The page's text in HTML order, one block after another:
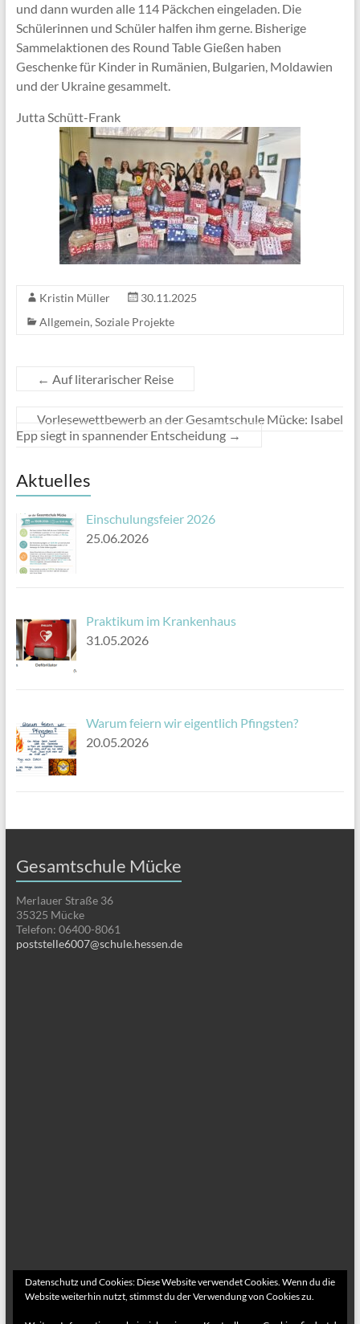
und dann wurden alle 114 Päckchen eingeladen. Die
Schülerinnen und Schüler halfen ihm gerne. Bisherige
Sammelaktionen des Round Table Gießen haben
Geschenke für Kinder in Rumänien, Bulgarien, Moldawien
und der Ukraine gesammelt.
Jutta Schütt-Frank
Kristin Müller
30.11.2025
Allgemein, Soziale Projekte
← Auf literarischer Reise
Vorlesewettbewerb an der Gesamtschule Mücke: Isabel
Epp siegt in spannender Entscheidung →
Aktuelles
Einschulungsfeier 2026
25.06.2026
Praktikum im Krankenhaus
31.05.2026
Warum feiern wir eigentlich Pfingsten?
20.05.2026
Gesamtschule Mücke
Merlauer Straße 36
35325 Mücke
Telefon: 06400-8061
poststelle6007@schule.hessen.de
Datenschutz und Cookies: Diese Website verwendet Cookies. Wenn du die
Website weiterhin nutzt, stimmst du der Verwendung von Cookies zu.